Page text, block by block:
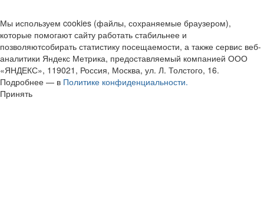
Мы используем cookies (файлы, сохраняемые браузером),
которые помогают сайту работать стабильнее и
позволяютсобирать статистику посещаемости, а также сервис веб-
аналитики Яндекс Метрика, предоставляемый компанией ООО
«ЯНДЕКС», 119021, Россия, Москва, ул. Л. Толстого, 16.
Подробнее — в Политике конфиденциальности.
Принять